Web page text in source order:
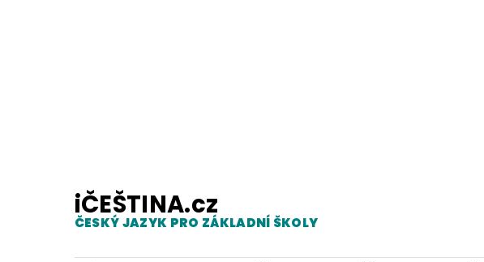
iČEŠTINA.cz
ČESKÝ JAZYK PRO ZÁKLADNÍ ŠKOLY